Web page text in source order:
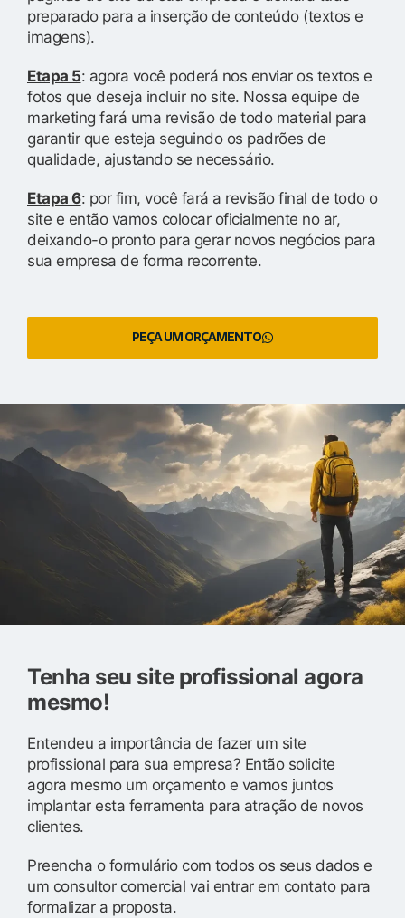
preparado para a inserção de conteúdo (textos e
imagens).
Etapa 5: agora você poderá nos enviar os textos e
fotos que deseja incluir no site. Nossa equipe de
marketing fará uma revisão de todo material para
garantir que esteja seguindo os padrões de
qualidade, ajustando se necessário.
Etapa 6: por fim, você fará a revisão final de todo o
site e então vamos colocar oficialmente no ar,
deixando-o pronto para gerar novos negócios para
sua empresa de forma recorrente.
PEÇA UM ORÇAMENTO
Tenha seu site profissional agora
mesmo!
Entendeu a importância de fazer um site
profissional para sua empresa? Então solicite
agora mesmo um orçamento e vamos juntos
implantar esta ferramenta para atração de novos
clientes.
Preencha o formulário com todos os seus dados e
um consultor comercial vai entrar em contato para
formalizar a proposta.